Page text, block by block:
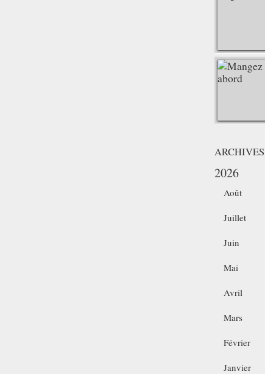
ARCHIVES
2026
Août
Juillet
Juin
Mai
Avril
Mars
Février
Janvier